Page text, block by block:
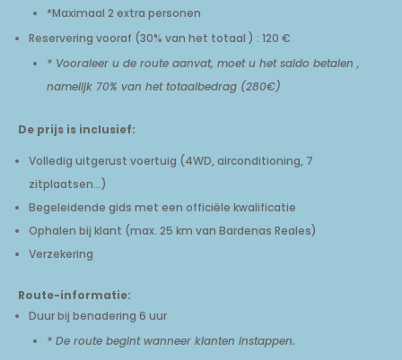
*Maximaal 2 extra personen
Reservering vooraf (30% van het totaal ) : 120 €
* Vooraleer u de route aanvat, moet u het saldo betalen ,
namelijk 70% van het totaalbedrag (280€)
De prijs is inclusief:
Volledig uitgerust voertuig (4WD, airconditioning, 7
zitplaatsen...)
Begeleidende gids met een officiële kwalificatie
Ophalen bij klant (max. 25 km van Bardenas Reales)
Verzekering
Route-informatie:
Duur bij benadering 6 uur
* De route begint wanneer klanten instappen.